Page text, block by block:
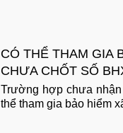
CÓ THỂ THAM GIA
CHƯA CHỐT SỐ
Trường hợp chưa
thể tham gia bảo hiểm